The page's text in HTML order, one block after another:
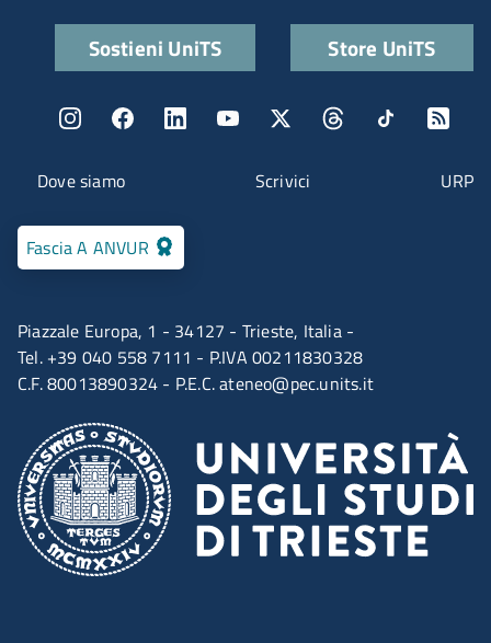
Piazzale Europa, 1 - 34127 - Trieste, Italia -
Tel. +39 040 558 7111 - P.IVA 00211830328
C.F. 80013890324 - P.E.C.ateneo@pec.units.it
Fascia A ANVUR
Menu contatti
Dove siamo Scrivici URP
Quick linksSostieni UniTS Store UniTS
Menu social